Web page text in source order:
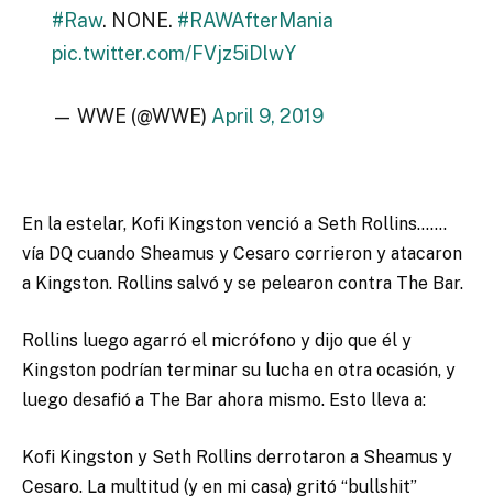
#Raw. NONE. #RAWAfterMania
pic.twitter.com/FVjz5iDlwY
— WWE (@WWE) April 9, 2019
En la estelar, Kofi Kingston venció a Seth Rollins…….
vía DQ cuando Sheamus y Cesaro corrieron y atacaron
a Kingston. Rollins salvó y se pelearon contra The Bar.
Rollins luego agarró el micrófono y dijo que él y
Kingston podrían terminar su lucha en otra ocasión, y
luego desafió a The Bar ahora mismo. Esto lleva a:
Kofi Kingston y Seth Rollins derrotaron a Sheamus y
Cesaro. La multitud (y en mi casa) gritó “bullshit”